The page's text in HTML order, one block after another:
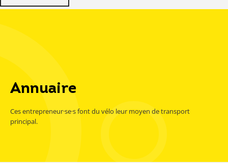
Annuaire
Ces entrepreneur·se·s font du vélo leur moyen de transport
principal.